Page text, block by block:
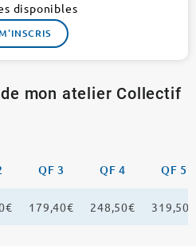
disponibles
mon atelier Collectif
QF 3 QF 4 QF 5
179,40€ 248,50€ 319,50€